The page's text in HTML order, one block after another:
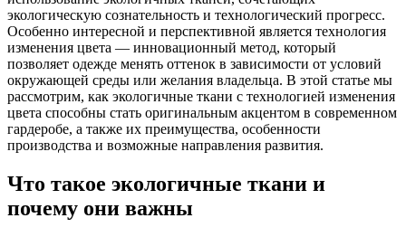
экологическую сознательность и технологический прогресс.
Особенно интересной и перспективной является технология
изменения цвета — инновационный метод, который
позволяет одежде менять оттенок в зависимости от условий
окружающей среды или желания владельца. В этой статье мы
рассмотрим, как экологичные ткани с технологией изменения
цвета способны стать оригинальным акцентом в современном
гардеробе, а также их преимущества, особенности
производства и возможные направления развития.
Что такое экологичные ткани и
почему они важны